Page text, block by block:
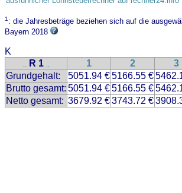
1: die Jahresbeträge beziehen sich auf die
Bayern 2018
K
.. R 1 .. 1 2 3
Grundgehalt:
5051.94 €5166.55 €
Brutto gesamt: 5051.94 €5166.55 €
Netto gesamt: 3679.92 €3743.72 €